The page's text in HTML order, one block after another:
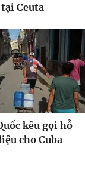
Ceuta
kêu gọi hỗ
cho Cuba